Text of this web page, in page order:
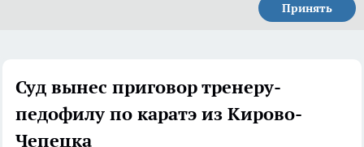
Принять
Суд вынес приговор тренеру-
педофилу по каратэ из Кирово-
Чепецка